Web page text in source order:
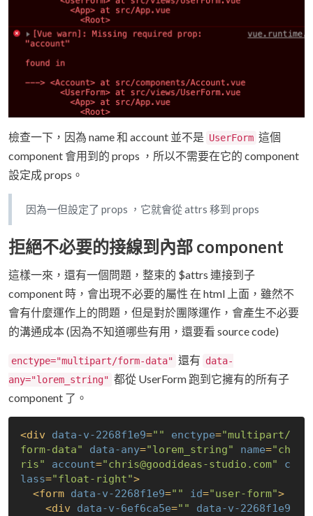
檢查一下，因為 name 和 account 並不是 UserForm 這個
component 會用到的 props ，所以不需要在它的 component
設定成 props。
因為一但設定了 props ，它就會從 attrs 移到 props
拒絕不必要的接線到內部 component
這樣一來，還有一個問題，整束的 $attrs 連接到子
component 時，會出現不必要的屬性 在 html 上面，雖然不
會有什麼運作上的問題，但是對於團隊運作，會產生不必要
的溝通成本 (因為不知道哪些有用，還要看 source code)
enctype="multipart/form-data" 還有 data-
any="lorem_string" 都從 UserForm 跑到它擁有的所有子
component 了。
<div data-v-2268f1e9="" enctype="multipart/
form-data"
data-any="lorem_string" name="ch
ris"
account="chris@goodideas-studio.com"
c
lass="float-right">
<form data-v-2268f1e9="" id="user-form">
<div data-v-6ef6ca5e=""
data-v-2268f1e9